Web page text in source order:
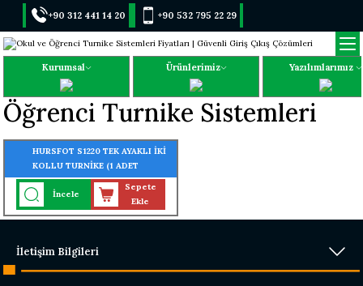
+90 312 441 14 20 +90 532 795 22 29
Kurumsal Ürünlerimiz Yazılımlarımız
Öğrenci Turnike Sistemleri
HURSFOT S1220 TEK AYAKLI İKİ
KOLLU TURNİKE (1 ADET
PARMAK İZİ OKUYUCU
TURNİKEYE MONTELİ)
İncele
Sepete
Ekle
İletişim Bilgileri